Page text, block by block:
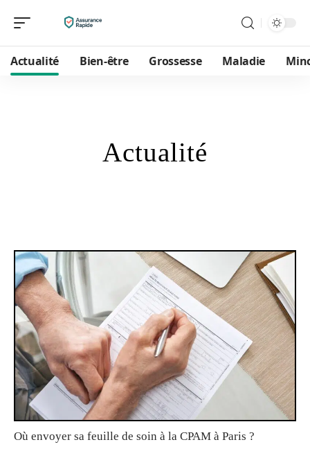
Actualité Bien-être Grossesse Maladie
Actualité
Où envoyer sa feuille de soin à la CPAM à Paris ?